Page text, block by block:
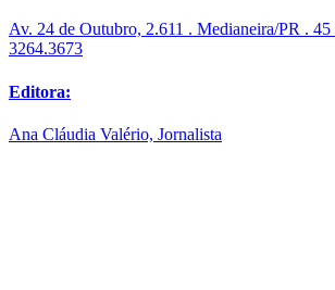
Av. 24 de Outubro, 2.611 . Medianeira/PR . 45
3264.3673
Editora:
Ana Cláudia Valério, Jornalista